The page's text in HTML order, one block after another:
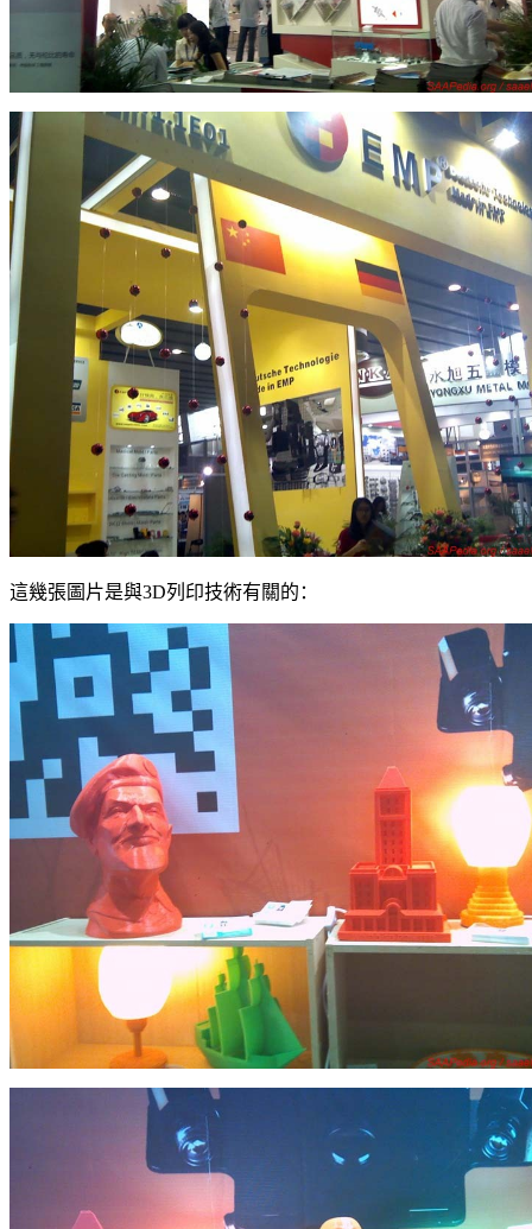
這幾張圖片是與3D列印技術有關的：